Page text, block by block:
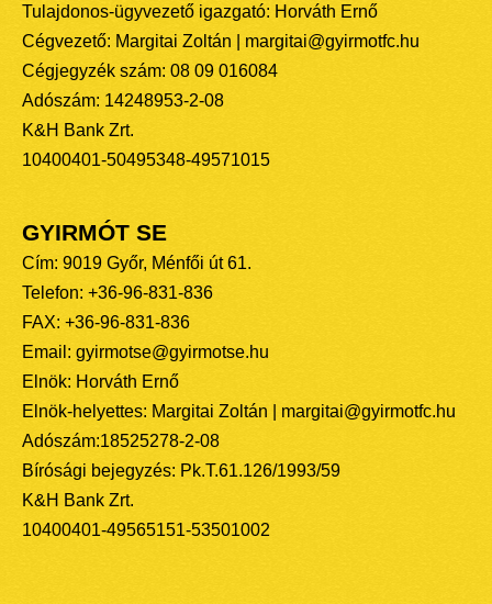
Tulajdonos-ügyvezető igazgató: Horváth Ernő
Cégvezető: Margitai Zoltán | margitai@gyirmotfc.hu
Cégjegyzék szám: 08 09 016084
Adószám: 14248953-2-08
K&H Bank Zrt.
10400401-50495348-49571015
GYIRMÓT SE
Cím: 9019 Győr, Ménfői út 61.
Telefon: +36-96-831-836
FAX: +36-96-831-836
Email: gyirmotse@gyirmotse.hu
Elnök: Horváth Ernő
Elnök-helyettes: Margitai Zoltán | margitai@gyirmotfc.hu
Adószám:18525278-2-08
Bírósági bejegyzés: Pk.T.61.126/1993/59
K&H Bank Zrt.
10400401-49565151-53501002